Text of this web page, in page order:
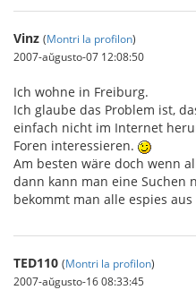
Vinz (Montri la profilon)
2007-aŭgusto-07 12:08:50
Ich wohne in Freiburg.
Ich glaube das Problem ist,
einfach nicht im Internet
Foren interessieren.
Am besten wäre doch wenn
dann kann man eine Suchen
bekommt man alle espies
TED110 (Montri la profilon)
2007-aŭgusto-16 08:33:45